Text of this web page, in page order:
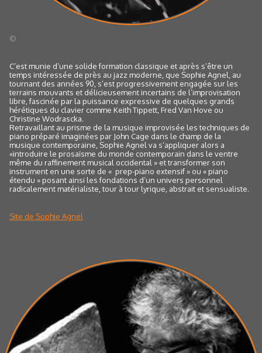
©
C’est munie d’une solide formation classique et après s’être un
temps intéressée de près au jazz moderne, que Sophie Agnel, au
tournant des années 90, s’est progressivement engagée sur les
terrains mouvants et délicieusement incertains de l’improvisation
libre, fascinée par la puissance expressive de quelques grands
hérétiques du clavier comme Keith Tippett, Fred Van Hove ou
Christine Wodrascka.
Retravaillant au prisme de la musique improvisée les techniques de
piano préparé imaginées par John Cage dans le champ de la
musique contemporaine, Sophie Agnel va s’appliquer alors a
«introduire le prosaïsme du monde contemporain dans le ventre
même du raffinement musical occidental » et transformer son
instrument en une sorte de « prep-piano extensif » ou « piano
étendu » posant ainsi les fondations d’un univers personnel
radicalement matérialiste, tour à tour lyrique, abstrait et sensualiste.
Site de Sophie Agnel